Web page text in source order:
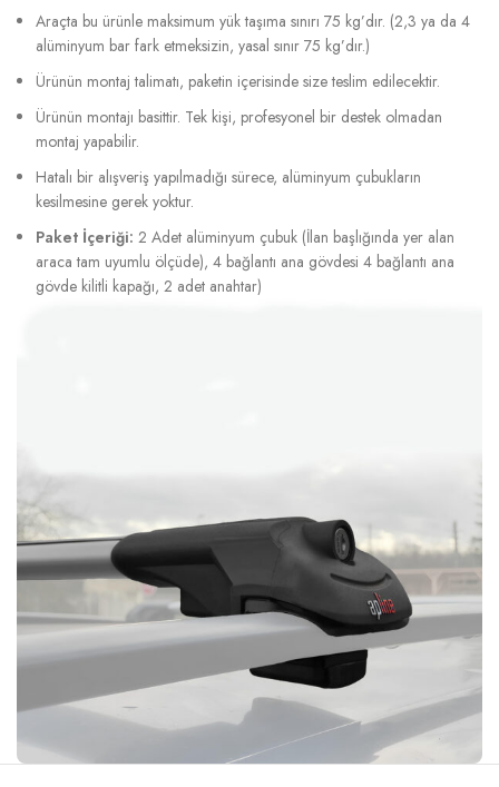
Araçta bu ürünle maksimum yük taşıma sınırı 75 kg’dır. (2,3 ya da 4
alüminyum bar fark etmeksizin, yasal sınır 75 kg’dır.)
Ürünün montaj talimatı, paketin içerisinde size teslim edilecektir.
Ürünün montajı basittir. Tek kişi, profesyonel bir destek olmadan
montaj yapabilir.
Hatalı bir alışveriş yapılmadığı sürece, alüminyum çubukların
kesilmesine gerek yoktur.
Paket İçeriği: 2 Adet alüminyum çubuk (İlan başlığında yer alan
araca tam uyumlu ölçüde), 4 bağlantı ana gövdesi 4 bağlantı ana
gövde kilitli kapağı, 2 adet anahtar)